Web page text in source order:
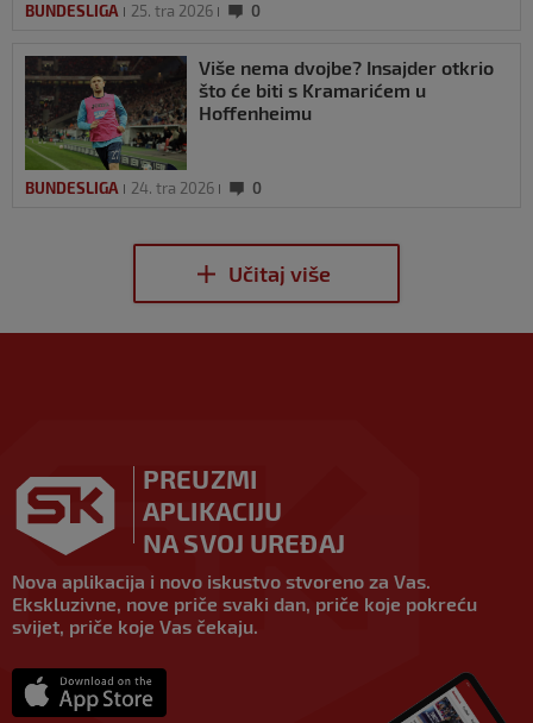
BUNDESLIGA 25. tra 2026 0
Više nema dvojbe? Insajder otkrio
što će biti s Kramarićem u
Hoffenheimu
BUNDESLIGA 24. tra 2026 0
PREUZMI
APLIKACIJU
NA SVOJ UREĐAJ
Nova aplikacija i novo iskustvo stvoreno za Vas.
Ekskluzivne, nove priče svaki dan, priče koje pokreću
svijet, priče koje Vas čekaju.